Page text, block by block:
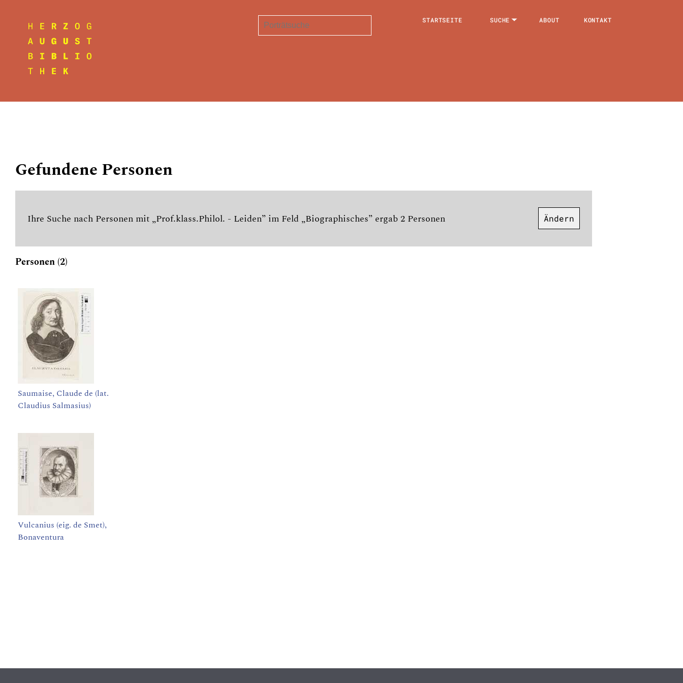
STARTSEITE SUCHE ABOUT KONTAKT
Gefundene Personen
Ihre Suche nach Personen mit „Prof.klass.Philol. - Leiden” im Feld „Biographisches” ergab 2 Personen Ändern
Personen (2)
Saumaise, Claude de (lat.
Claudius Salmasius)
Vulcanius (eig. de Smet),
Bonaventura